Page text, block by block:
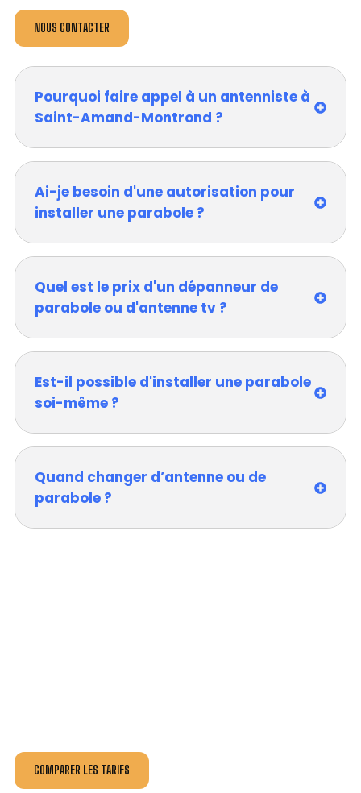
NOUS CONTACTER
Pourquoi faire appel à un antenniste à
Saint-Amand-Montrond ?
Ai-je besoin d'une autorisation pour
installer une parabole ?
Quel est le prix d'un dépanneur de
parabole ou d'antenne tv ?
Est-il possible d'installer une parabole
soi-même ?
Quand changer d’antenne ou de
parabole ?
COMPARER LES TARIFS